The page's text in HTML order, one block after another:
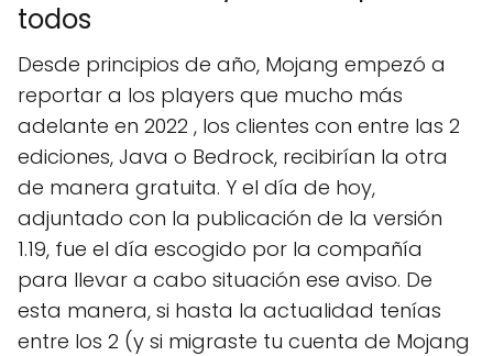
todos
Desde principios de año, Mojang empezó a
reportar a los players que mucho más
adelante en 2022 , los clientes con entre las 2
ediciones, Java o Bedrock, recibirían la otra
de manera gratuita. Y el día de hoy,
adjuntado con la publicación de la versión
1.19, fue el día escogido por la compañía
para llevar a cabo situación ese aviso. De
esta manera, si hasta la actualidad tenías
entre los 2 (y si migraste tu cuenta de Mojang